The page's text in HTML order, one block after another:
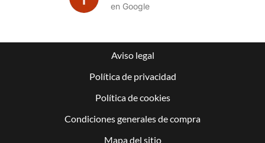
en Google
Aviso legal
Política de privacidad
Política de cookies
Condiciones generales de compra
Mapa del sitio